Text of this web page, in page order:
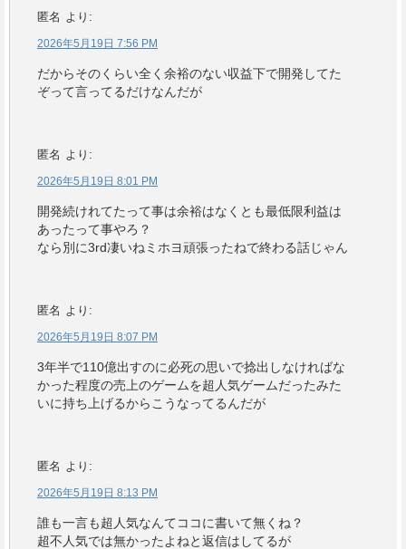
匿名 より:
2026年5月19日 7:56 PM
だからそのくらい全く余裕のない収益下で開発してた
ぞって言ってるだけなんだが
匿名 より:
2026年5月19日 8:01 PM
開発続けれてたって事は余裕はなくとも最低限利益は
あったって事やろ？
なら別に3rd凄いねミホヨ頑張ったねで終わる話じゃん
匿名 より:
2026年5月19日 8:07 PM
3年半で110億出すのに必死の思いで捻出しなければな
かった程度の売上のゲームを超人気ゲームだったみた
いに持ち上げるからこうなってるんだが
匿名 より:
2026年5月19日 8:13 PM
誰も一言も超人気なんてココに書いて無くね？
超不人気では無かったよねと返信はしてるが